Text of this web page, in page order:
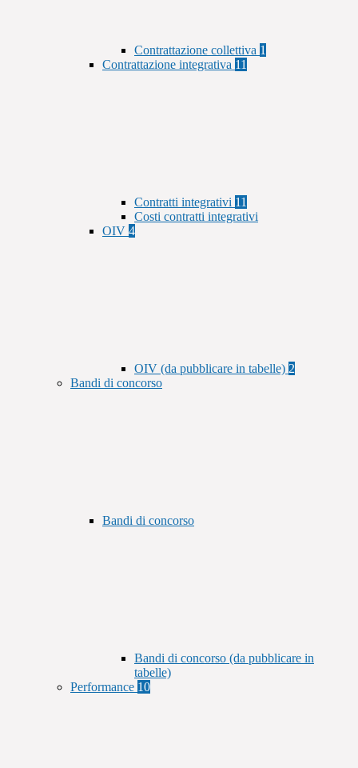
Contrattazione collettiva 1
Contrattazione integrativa 11
Contratti integrativi 11
Costi contratti integrativi
OIV 4
OIV (da pubblicare in tabelle) 2
Bandi di concorso
Bandi di concorso
Bandi di concorso (da pubblicare in
tabelle)
Performance 10